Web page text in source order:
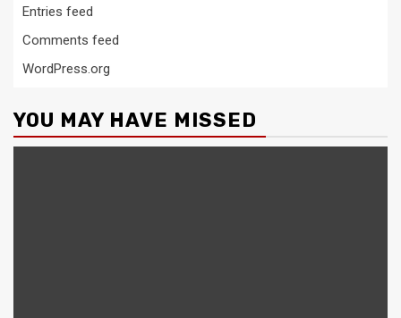
Entries feed
Comments feed
WordPress.org
YOU MAY HAVE MISSED